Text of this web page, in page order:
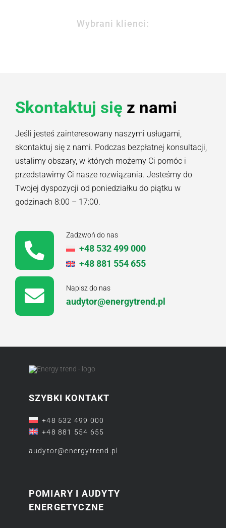
Wybrani klienci:
Skontaktuj się z nami
Jeśli jesteś zainteresowany naszymi usługami,
skontaktuj się z nami. Podczas bezpłatnej konsultacji,
ustalimy obszary, w których możemy Ci pomóc i
przedstawimy Ci nasze rozwiązania. Jesteśmy do
Twojej dyspozycji od poniedziałku do piątku w
godzinach 8:00 – 17:00.
Zadzwoń do nas
+48 532 499 000
+48 881 554 655
Napisz do nas
audytor@energytrend.pl
SZYBKI KONTAKT
+48 532 499 000
+48 881 554 655
audytor@energytrend.pl
POMIARY I AUDYTY
ENERGETYCZNE